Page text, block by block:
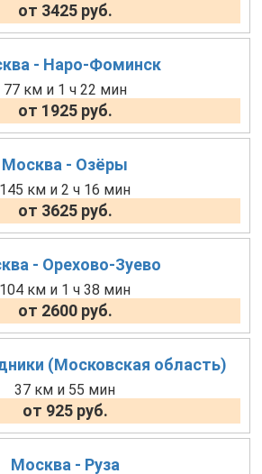
от 3425 руб.
- Наро-Фоминск
77 км и 1 ч 22 мин
от 1925 руб.
Москва - Озёры
145 км и 2 ч 16 мин
от 3625 руб.
- Орехово-Зуево
104 км и 1 ч 38 мин
от 2600 руб.
(Московская область)
37 км и 55 мин
от 925 руб.
Москва - Руза